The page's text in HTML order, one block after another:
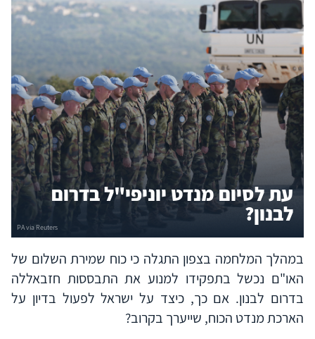
עת לסיום מנדט יוניפי"ל בדרום
לבנון?
במהלך המלחמה בצפון התגלה כי כוח שמירת השלום של
האו"ם נכשל בתפקידו למנוע את התבססות חזבאללה
בדרום לבנון. אם כך, כיצד על ישראל לפעול בדיון על
הארכת מנדט הכוח, שייערך בקרוב?